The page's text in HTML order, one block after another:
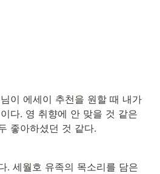
이 에세이 추천을 원할 때 내가
다. 영 취향에 안 맞을 것 같은
좋아하셨던 것 같다.
. 세월호 유족의 목소리를 담은